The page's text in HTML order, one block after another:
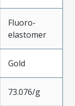
Fluoro-
elastomer
Gold
73.076/g